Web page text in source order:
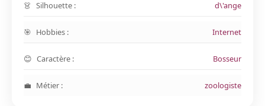
Silhouette : d\'ange
Hobbies : Internet
Caractère : Bosseur
Métier : zoologiste